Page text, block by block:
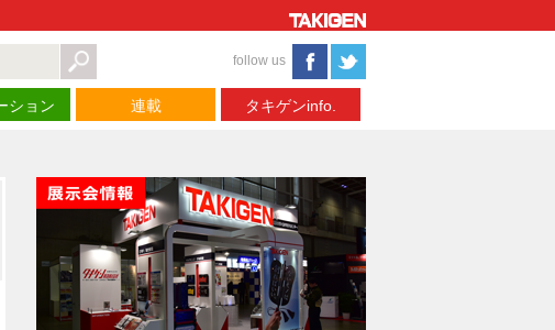
follow us
ション 連載 タキゲンinfo.